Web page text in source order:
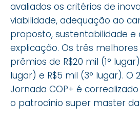
avaliados os critérios de
viabilidade, adequação ao
proposto, sustentabilidade e
explicação. Os três
prêmios de R$20 mil (1°
lugar) e R$5 mil (3° lugar). O
Jornada COP+ é
o patrocínio super master da